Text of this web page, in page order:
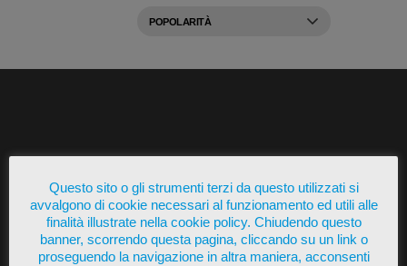
Questo sito o gli strumenti terzi da questo utilizzati si
avvalgono di cookie necessari al funzionamento ed utili alle
finalità illustrate nella cookie policy. Chiudendo questo
banner, scorrendo questa pagina, cliccando su un link o
proseguendo la navigazione in altra maniera, acconsenti